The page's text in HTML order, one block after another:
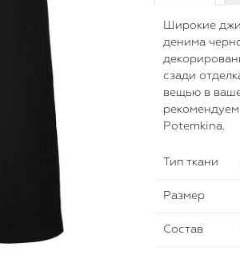
Широкие
денима
сзади
вещью в
Potemkina.
Тип ткани
Размер
Состав